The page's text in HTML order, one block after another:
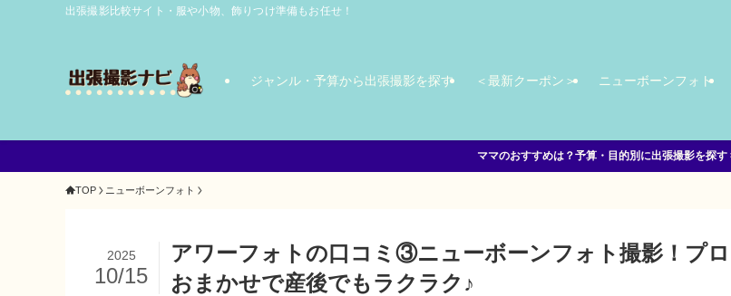
出張撮影比較サイト・服や小物、飾りつけ準備もお任せ！
ジャンル・予算から出張撮影を探す ＜最新クーポン＞ ニューボーンフォト
ママのおすすめは？予算・目的別に出張撮影を探す
TOP ニューボーンフォト
アワーフォトの口コミ③ニューボーンフォト撮影！プ
おまかせで産後でもラクラク♪
2025
10/15